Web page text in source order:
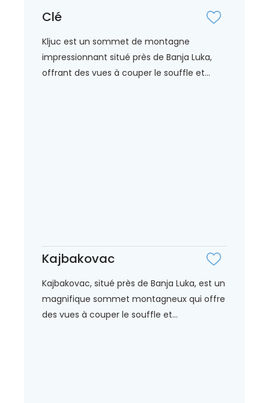
Clé
Kljuc est un sommet de montagne
impressionnant situé près de Banja Luka,
offrant des vues à couper le souffle et...
Kajbakovac
Kajbakovac, situé près de Banja Luka, est un
magnifique sommet montagneux qui offre
des vues à couper le souffle et...